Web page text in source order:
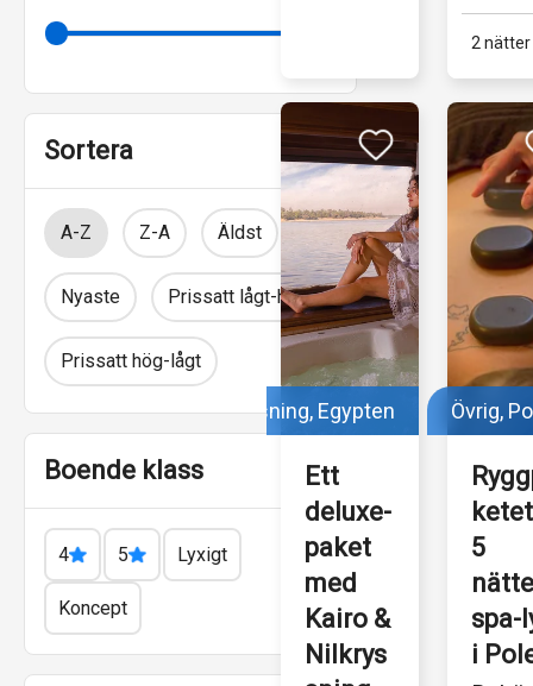
Sortera
A-Z Z-A Äldst
Nyaste Prissatt lågt-högt
Prissatt hög-lågt
Boende klass
4 5 Lyxigt
Koncept
2 nätter
Nilenkryssning, Egypten
Ett
deluxe-
paket
med
Kairo &
Nilkrys
Övrig,
5
spa-
i